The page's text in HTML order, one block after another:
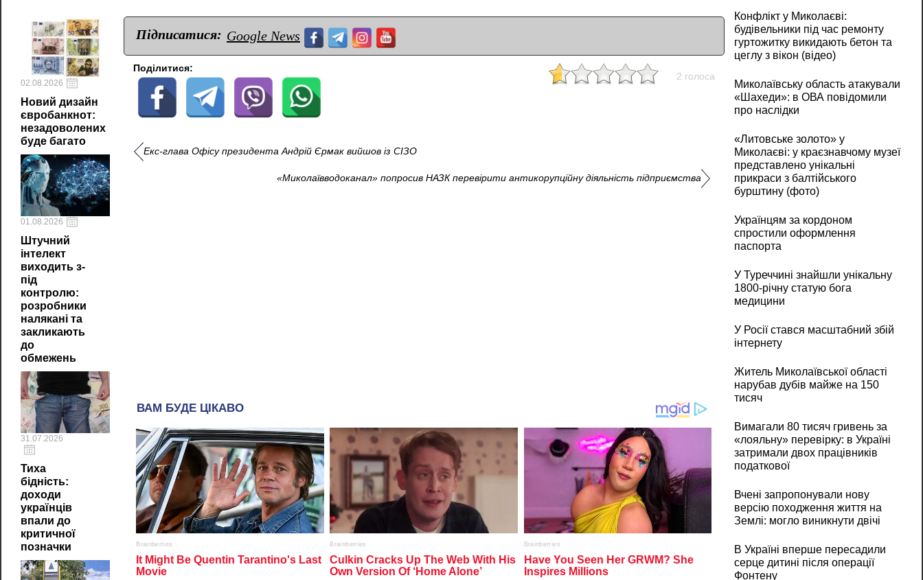
02.08.2026
Новий дизайн
євробанкнот:
незадоволених
буде багато
01.08.2026
Штучний
інтелект
виходить з-
під
контролю:
розробники
налякані та
закликають
до
обмежень
31.07.2026
Тиха
бідність:
доходи
українців
впали до
критичної
позначки
Підписатися: Google News
Поділитися:
2 голоса
Екс-глава Офісу президента Андрій Єрмак вийшов із СІЗО
«Миколаївводоканал» попросив НАЗК перевірити антикорупційну діяльність підприємства
Конфлікт у Миколаєві:
будівельники під час ремонту
гуртожитку викидають бетон та
цеглу з вікон (відео)
Миколаївську область атакували
«Шахеди»: в ОВА повідомили
про наслідки
«Литовське золото» у
Миколаєві: у краєзнавчому музеї
представлено унікальні
прикраси з балтійського
бурштину (фото)
Українцям за кордоном
спростили оформлення
паспорта
У Туреччині знайшли унікальну
1800-річну статую бога
медицини
У Росії стався масштабний збій
інтернету
Житель Миколаївської області
нарубав дубів майже на 150
тисяч
Вимагали 80 тисяч гривень за
«лояльну» перевірку: в Україні
затримали двох працівників
податкової
Вчені запропонували нову
версію походження життя на
Землі: могло виникнути двічі
В Україні вперше пересадили
серце дитині після операції
Фонтену